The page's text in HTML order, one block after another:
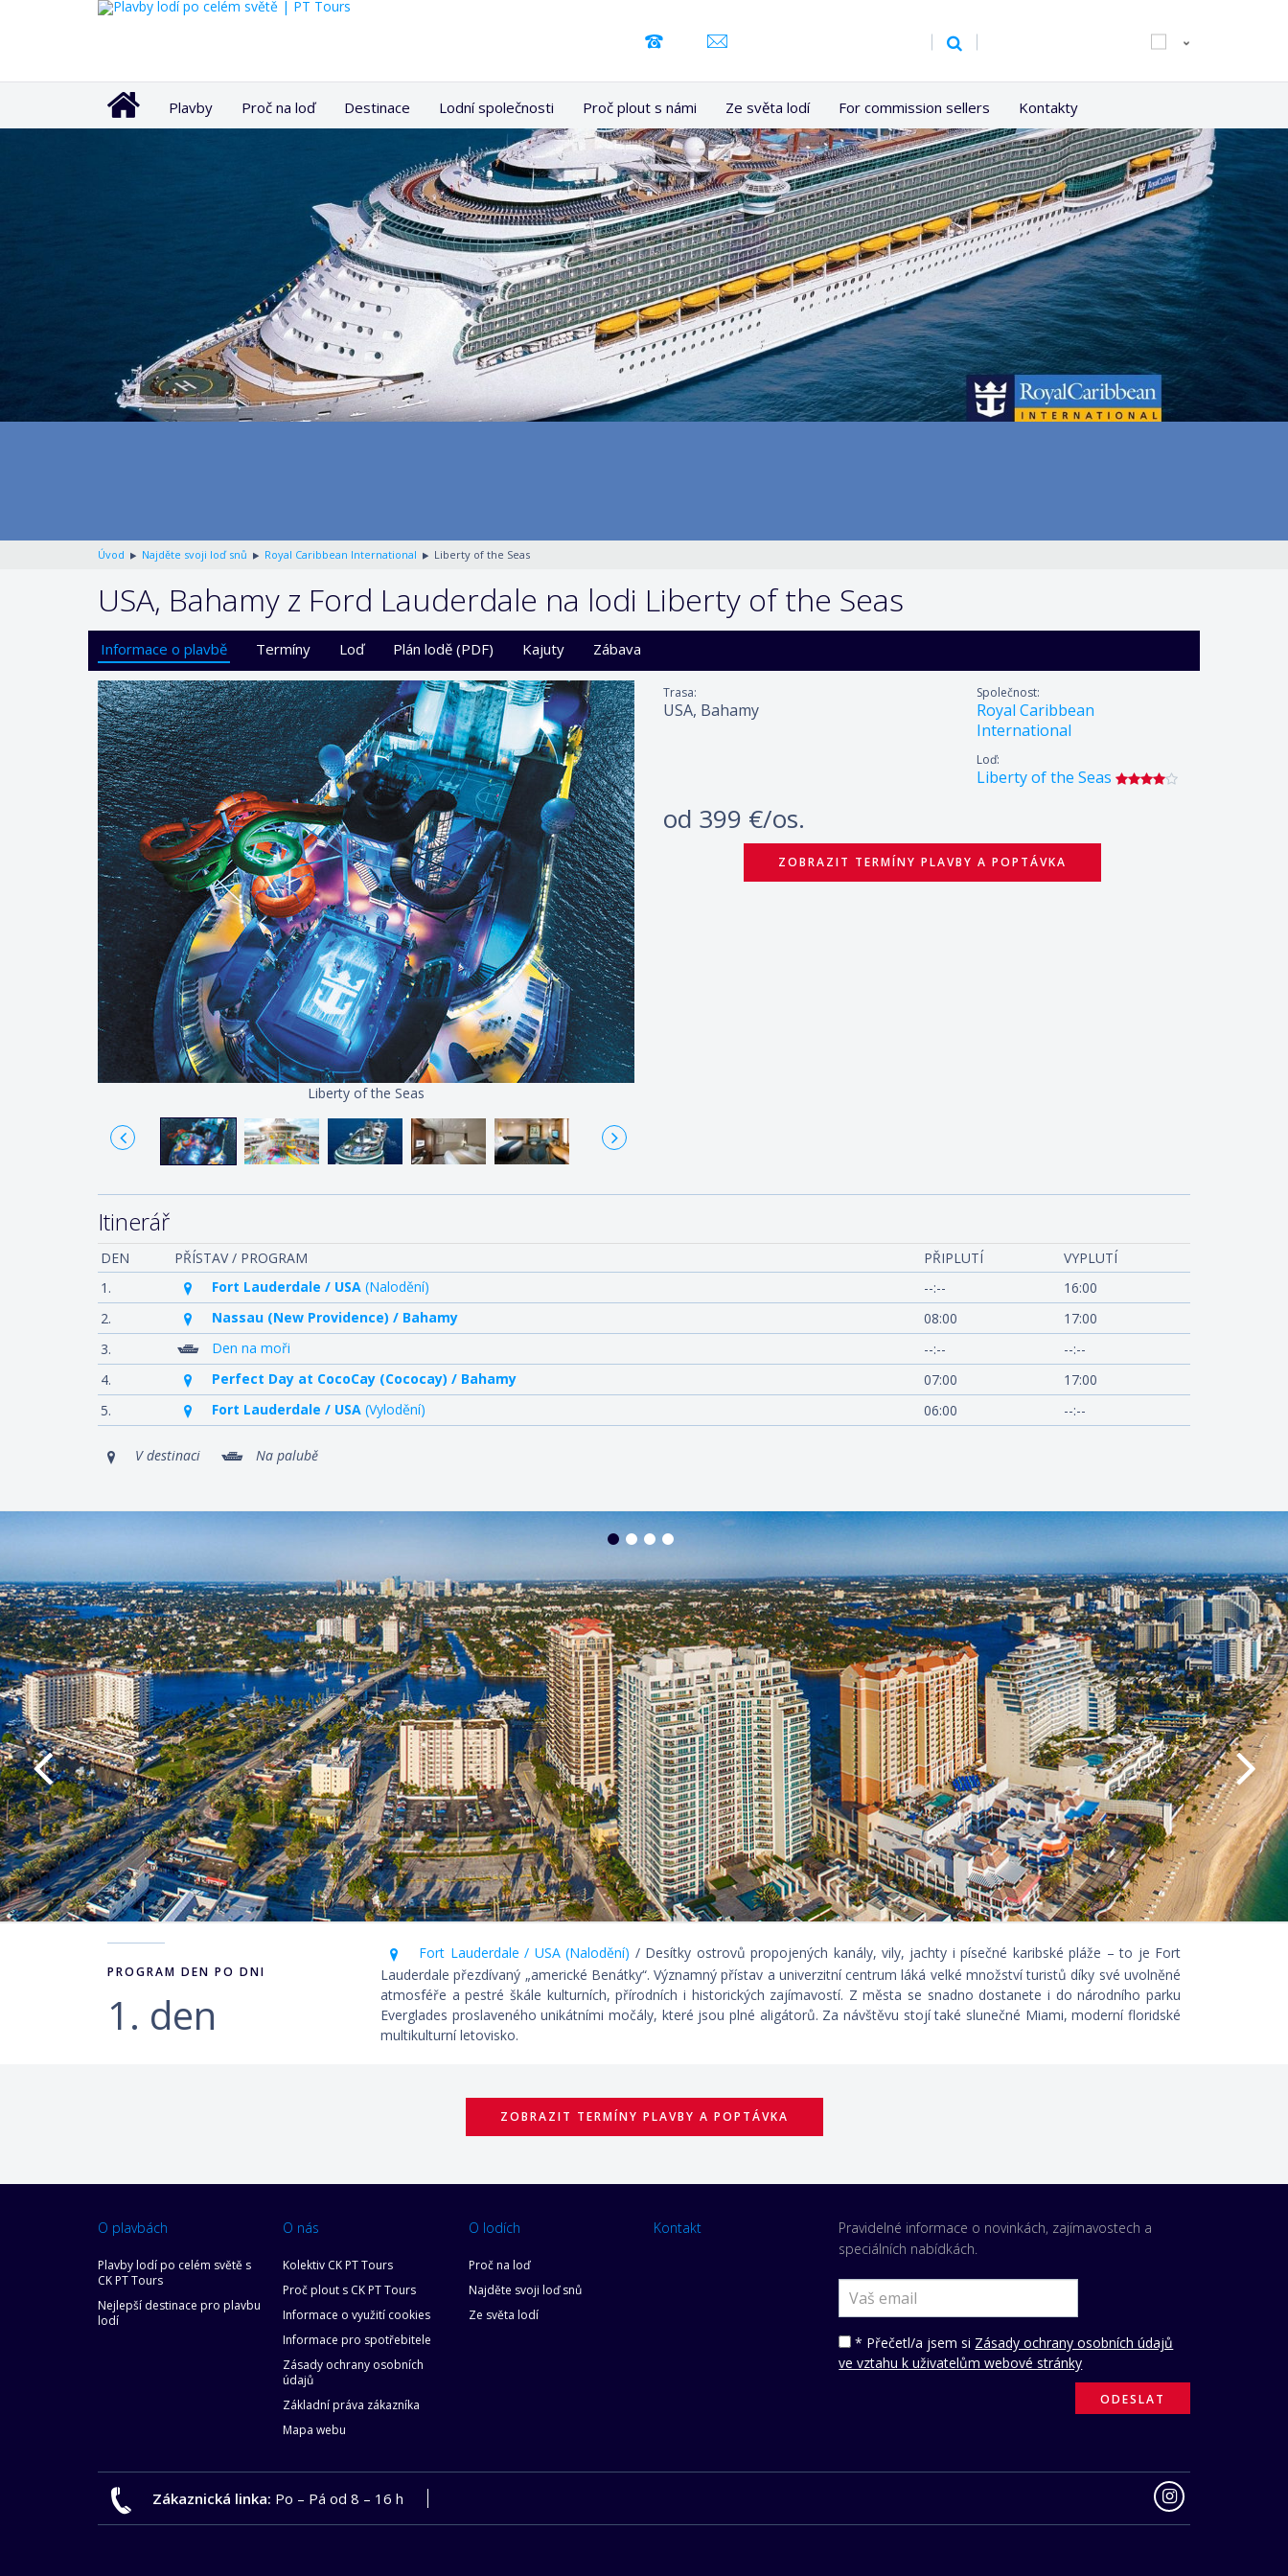
Plavby Proč na loď Destinace Lodní společnosti Proč plout s námi Ze světa lodí For commission sellers Kontakty
Úvod Najděte svoji loď snů Royal Caribbean International Liberty of the Seas
USA, Bahamy z Ford Lauderdale na lodi Liberty of the Seas
Informace o plavbě Termíny Loď Plán lodě (PDF) Kajuty Zábava
Liberty of the Seas
Trasa:
USA, Bahamy
Společnost:
Royal Caribbean
International
Loď:
Liberty of the Seas
od 399 €/os.
ZOBRAZIT TERMÍNY PLAVBY A POPTÁVKA
Itinerář
DEN PŘÍSTAV / PROGRAM PŘIPLUTÍ
VYPLUTÍ
1.
Fort Lauderdale / USA (Nalodění) --:--
16:00
2.
Nassau (New Providence) / Bahamy 08:00
17:00
3.
Den na moři --:--
--:--
4.
Perfect Day at CocoCay (Cococay) / Bahamy 07:00
17:00
5.
Fort Lauderdale / USA (Vylodění) 06:00 --:--
V destinaci Na palubě
PROGRAM DEN PO DNI
1. den
Fort Lauderdale / USA (Nalodění) / Desítky ostrovů propojených kanály, vily, jachty i písečné karibské pláže – to je Fort
Lauderdale přezdívaný „americké Benátky“. Významný přístav a univerzitní centrum láká velké množství turistů díky své uvolněné
atmosféře a pestré škále kulturních, přírodních i historických zajímavostí. Z města se snadno dostanete i do národního parku
Everglades proslaveného unikátními močály, které jsou plné aligátorů. Za návštěvu stojí také slunečné Miami, moderní floridské
multikulturní letovisko.
ZOBRAZIT TERMÍNY PLAVBY A POPTÁVKA
O plavbách
Plavby lodí po celém světě s
CK PT Tours
Nejlepší destinace pro plavbu
lodí
O nás
Kolektiv CK PT Tours
Proč plout s CK PT Tours
Informace o využití cookies
Informace pro spotřebitele
Zásady ochrany osobních
údajů
Základní práva zákazníka
Mapa webu
O lodích
Proč na loď
Najděte svoji loď snů
Ze světa lodí
Kontakt
Pravidelné informace o novinkách, zajímavostech a
speciálních nabídkách.
* Přečetl/a jsem si Zásady ochrany osobních údajů
ve vztahu k uživatelům webové stránky
Zákaznická linka: Po – Pá od 8 – 16 h